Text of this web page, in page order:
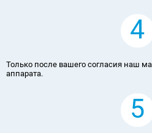
4
Только после вашего согласия наш
аппарата.
5